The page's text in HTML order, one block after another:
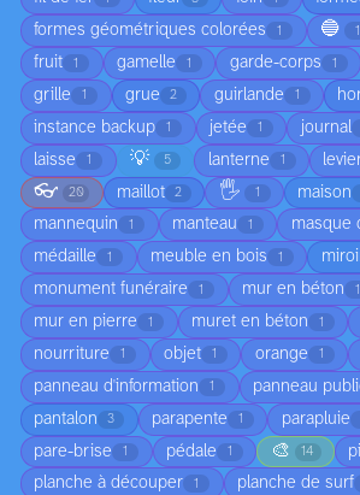
formes géométriques colorées 1 🔵 1
fruit 1 gamelle 1 garde-corps 1
grille 1 grue 2 guirlande 1
instance backup 1 jetée 1 journal
laisse 1 💡 5 lanterne 1
👓 20 maillot 2 🖐️ 1 maison
mannequin 1 manteau 1 masque
médaille 1 meuble en bois 1
monument funéraire 1 mur en béton 1
mur en pierre 1 muret en béton 1
nourriture 1 objet 1 orange 1
panneau d'information 1 panneau
pantalon 3 parapente 1 parapluie
pare-brise 1 pédale 1 🎨 14
planche à découper 1 planche de surf